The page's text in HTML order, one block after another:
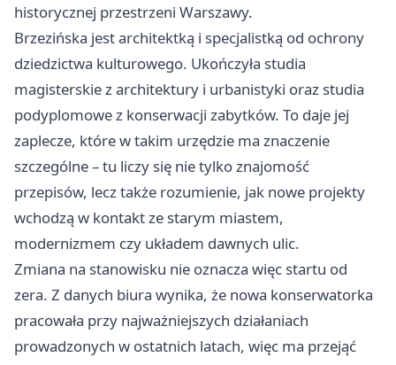
historycznej przestrzeni Warszawy.
Brzezińska jest architektką i specjalistką od ochrony
dziedzictwa kulturowego. Ukończyła studia
magisterskie z architektury i urbanistyki oraz studia
podyplomowe z konserwacji zabytków. To daje jej
zaplecze, które w takim urzędzie ma znaczenie
szczególne – tu liczy się nie tylko znajomość
przepisów, lecz także rozumienie, jak nowe projekty
wchodzą w kontakt ze starym miastem,
modernizmem czy układem dawnych ulic.
Zmiana na stanowisku nie oznacza więc startu od
zera. Z danych biura wynika, że nowa konserwatorka
pracowała przy najważniejszych działaniach
prowadzonych w ostatnich latach, więc ma przejąć